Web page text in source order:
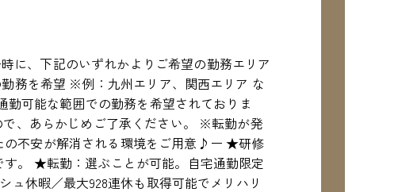
に、下記のいずれかよりご希望の勤務エリア
務を希望 ※例：九州エリア、関西エリア な
可能な範囲での勤務を希望されておりま
、あらかじめご了承ください。 ※転勤が発
の不安が解消される環境をご用意♪ー ★研修
。 ★転勤：選ぶことが可能。自宅通勤限定
休暇／最大928連休も取得可能でメリハリ